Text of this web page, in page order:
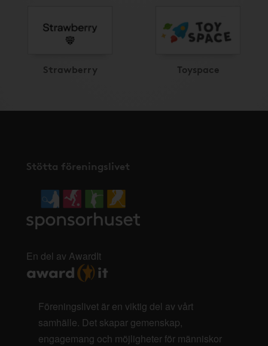
Strawberry Toyspace
Stötta föreningslivet
En del av AwardIt
Föreningslivet är en viktig del av vårt
samhälle. Det skapar gemenskap,
engagemang och möjligheter för människor